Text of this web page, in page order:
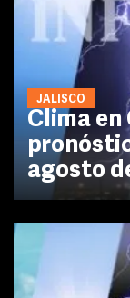
JALISCO
Clima en
agosto